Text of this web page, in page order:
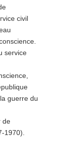
civil
service
guerre du
de
1970).